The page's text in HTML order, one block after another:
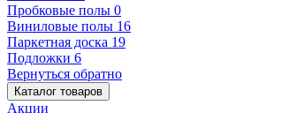
Пробковые полы 0
Виниловые полы 16
Паркетная доска 19
Подложки 6
Вернуться обратно
Каталог товаров
Акции